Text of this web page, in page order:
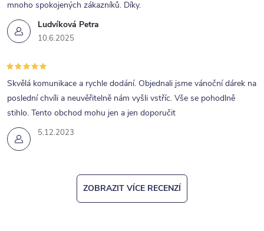
Ludvíková Petra
10.6.2025
mnoho spokojených zákazníků. Díky.
5.12.2023
Skvělá komunikace a rychle dodání. Objednali jsme vánoční dárek na
poslední chvíli a neuvěřitelně nám vyšli vstříc. Vše se pohodlně
stihlo. Tento obchod mohu jen a jen doporučit
ZOBRAZIT VÍCE RECENZÍ